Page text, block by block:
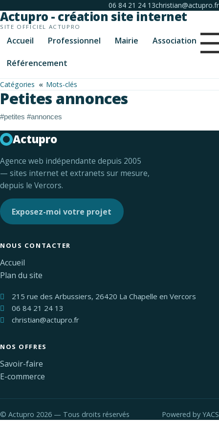
06 84 21 24 13christian@actupro.fr
Actupro - création site internet
SITE OFFICIEL ACTUPRO
Accueil Professionnel Mairie Association
Référencement
Catégories Mots-clés
Petites annonces
#petites #annonces
Actupro
Agence web indépendante depuis 2005
— sites internet et extranets sur mesure,
depuis le Vercors.
Exposez-moi votre projet
NOUS CONTACTER
Accueil
Plan du site
215 rue des Arbussiers, 26420 La Chapelle en Vercors
06 84 21 24 13
christian@actupro.fr
NOS OFFRES
Savoir-faire
E-commerce
© Actupro 2026 — Tous droits réservés Powered by YACS